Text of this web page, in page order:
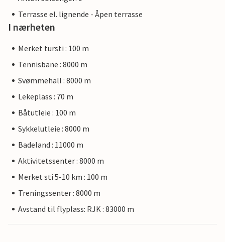
Terrasse el. lignende - Åpen terrasse
I nærheten
Merket tursti : 100 m
Tennisbane : 8000 m
Svømmehall : 8000 m
Lekeplass : 70 m
Båtutleie : 100 m
Sykkelutleie : 8000 m
Badeland : 11000 m
Aktivitetssenter : 8000 m
Merket sti 5-10 km : 100 m
Treningssenter : 8000 m
Avstand til flyplass: RJK : 83000 m